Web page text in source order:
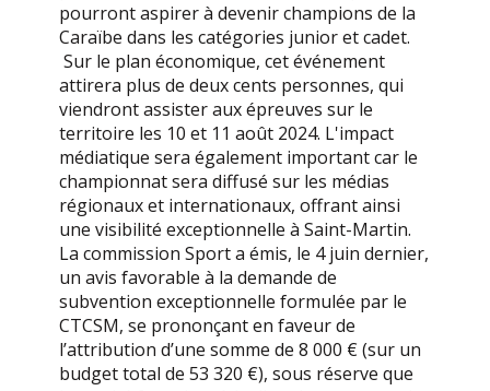
pourront aspirer à devenir champions de la
Caraïbe dans les catégories junior et cadet.
Sur le plan économique, cet événement
attirera plus de deux cents personnes, qui
viendront assister aux épreuves sur le
territoire les 10 et 11 août 2024. L'impact
médiatique sera également important car le
championnat sera diffusé sur les médias
régionaux et internationaux, offrant ainsi
une visibilité exceptionnelle à Saint-Martin.
La commission Sport a émis, le 4 juin dernier,
un avis favorable à la demande de
subvention exceptionnelle formulée par le
CTCSM, se prononçant en faveur de
l’attribution d’une somme de 8 000 € (sur un
budget total de 53 320 €), sous réserve que